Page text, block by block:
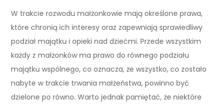
W trakcie rozwodu małżonkowie mają określone prawa,
które chronią ich interesy oraz zapewniają sprawiedliwy
podział majątku i opieki nad dziećmi. Przede wszystkim
każdy z małżonków ma prawo do równego podziału
majątku wspólnego, co oznacza, że wszystko, co zostało
nabyte w trakcie trwania małżeństwa, powinno być
dzielone po równo. Warto jednak pamiętać, że niektóre